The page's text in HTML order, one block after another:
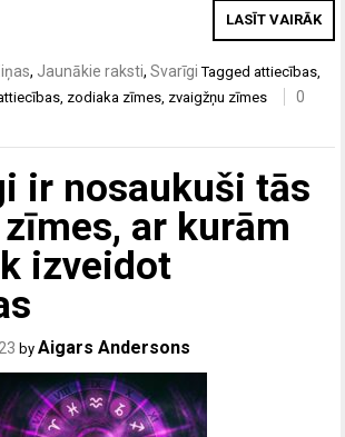
LASĪT VAIRĀK
, Jaunākie raksti,Svarīgi Taggedattiecības
zodiaka zīmes zvaigžņu zīmes
0
ir nosaukuši tās
ar kurām
izveidot
byAigars Andersons